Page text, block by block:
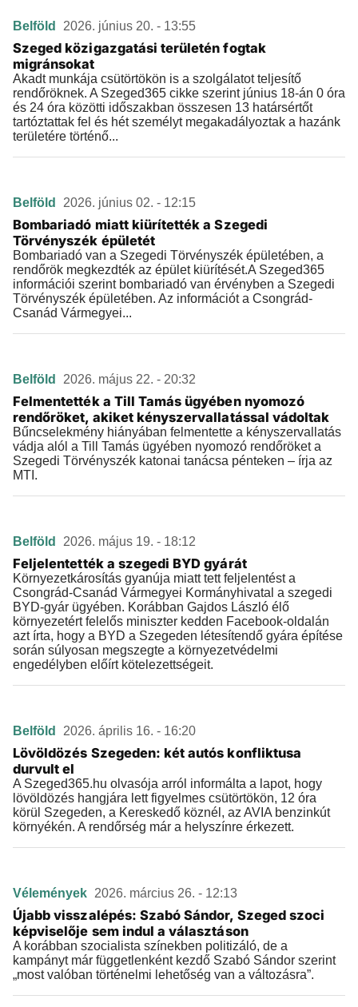
Belföld 2026. június 20. - 13:55
Szeged közigazgatási területén fogtak
migránsokat
Akadt munkája csütörtökön is a szolgálatot teljesítő
rendőröknek. A Szeged365 cikke szerint június 18-án 0 óra
és 24 óra közötti időszakban összesen 13 határsértőt
tartóztattak fel és hét személyt megakadályoztak a hazánk
területére történő...
Belföld 2026. június 02. - 12:15
Bombariadó miatt kiürítették a Szegedi
Törvényszék épületét
Bombariadó van a Szegedi Törvényszék épületében, a
rendőrök megkezdték az épület kiürítését.A Szeged365
információi szerint bombariadó van érvényben a Szegedi
Törvényszék épületében. Az információt a Csongrád-
Csanád Vármegyei...
Belföld 2026. május 22. - 20:32
Felmentették a Till Tamás ügyében nyomozó
rendőröket, akiket kényszervallatással vádoltak
Bűncselekmény hiányában felmentette a kényszervallatás
vádja alól a Till Tamás ügyében nyomozó rendőröket a
Szegedi Törvényszék katonai tanácsa pénteken – írja az
MTI.
Belföld 2026. május 19. - 18:12
Feljelentették a szegedi BYD gyárát
Környezetkárosítás gyanúja miatt tett feljelentést a
Csongrád-Csanád Vármegyei Kormányhivatal a szegedi
BYD-gyár ügyében. Korábban Gajdos László élő
környezetért felelős miniszter kedden Facebook-oldalán
azt írta, hogy a BYD a Szegeden létesítendő gyára építése
során súlyosan megszegte a környezetvédelmi
engedélyben előírt kötelezettségeit.
Belföld 2026. április 16. - 16:20
Lövöldözés Szegeden: két autós konfliktusa
durvult el
A Szeged365.hu olvasója arról informálta a lapot, hogy
lövöldözés hangjára lett figyelmes csütörtökön, 12 óra
körül Szegeden, a Kereskedő köznél, az AVIA benzinkút
környékén. A rendőrség már a helyszínre érkezett.
Vélemények 2026. március 26. - 12:13
Újabb visszalépés: Szabó Sándor, Szeged szoci
képviselője sem indul a választáson
A korábban szocialista színekben politizáló, de a
kampányt már függetlenként kezdő Szabó Sándor szerint
„most valóban történelmi lehetőség van a változásra”.